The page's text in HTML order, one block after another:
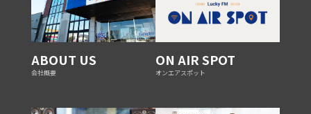
ABOUT US
会社概要
ON AIR SPOT
オンエアスポット